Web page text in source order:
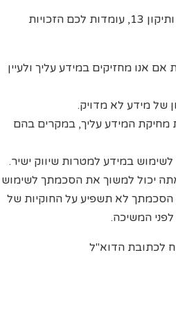
בהתאם לחוק הגנת הפרטיות ותיקון 13, עומדות לכם הזכויות
אנו מחזיקים במידע עליך ולעיין
של מידע לא מדויק.
מחיקת המידע עליך, במקרים בהם
במידע למטרות שיווק ישיר.
יכול למשוך את הסכמתך לשימוש
לא תשפיע על החוקיות של
המשיכה.
לכתובת הדוא"ל